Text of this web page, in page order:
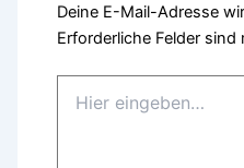
Deine E-Mail-Adresse
Erforderliche Felder sind
eingeben…